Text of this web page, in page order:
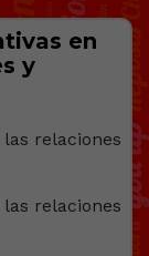
en
y